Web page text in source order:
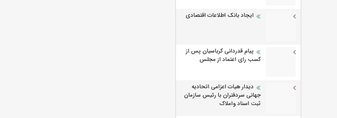
ایجاد بانک اطلاعات اقتصادی
پیام قدردانی کرباسیان پس از
کسب رای اعتماد از مجلس
دیدار هیات اعزامی اتحادیه
جهانی سردفتران با رئیس سازمان
ثبت اسناد واملاک